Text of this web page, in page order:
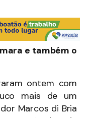
e também o
ontem com
mais de um
Marcos di Bria